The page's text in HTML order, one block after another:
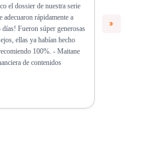
el dossier de nuestra serie
rápidamente a
Fueron súper generosas
ellas ya habían hecho
100%. - Maitane
de contenidos